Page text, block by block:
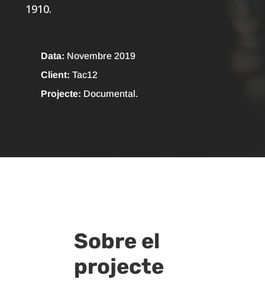
1910.
Data: Novembre 2019
Client: Tac12
Projecte: Documental.
Sobre el
projecte